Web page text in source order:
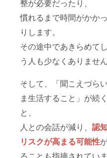
整が必要だったり、
慣れるまで時間がかか
りします。
その途中であきらめて
う人も少なくありません
そして、「聞こえづら
ま生活すること」が続く
と、
人との会話が減り、 認
リスクが高まる可能性
ることも指摘されていま